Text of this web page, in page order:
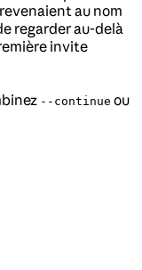
au nom
regarder au-delà
invite
--continue ou